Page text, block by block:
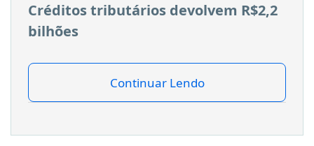
Créditos tributários devolvem R$2,2
bilhões
Continuar Lendo